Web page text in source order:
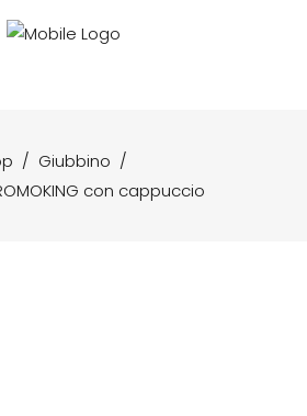
/ Giubbino /
con cappuccio